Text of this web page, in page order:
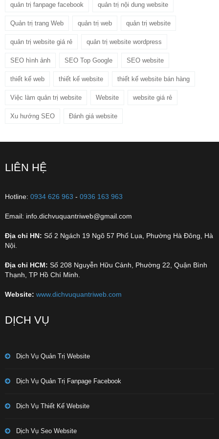
quản trị fanpage facebook quản trị nội dung website
Quản trị trang Web quản trị web quản trị website
quản trị website giá rẻ quản trị website wordpress
SEO hình ảnh SEO Top Google SEO website
thiết kế web thiết kế website thiết kế website bán hàng
Việc làm quản trị website Website website giá rẻ
Xu hướng SEO Đánh giá website
LIÊN HỆ
Hotline: 0934 626 963 - 0936 163 963
Email: info.dichvuquantriweb@gmail.com
Địa chỉ HN: Số 2 Ngách 19 Ngõ 57 Phố Lụa, Phường Hà Đông, Hà
Nội.
Địa chỉ HCM: Số 208 Nguyễn Hữu Cảnh, Phường 22, Quận Bình
Thạnh, TP Hồ Chí Minh.
Website: www.dichvuquantriweb.com
DỊCH VỤ
Dịch Vụ Quản Trị Website
Dịch Vụ Quản Trị Fanpage Facebook
Dịch Vụ Thiết Kế Website
Dịch Vụ Seo Website